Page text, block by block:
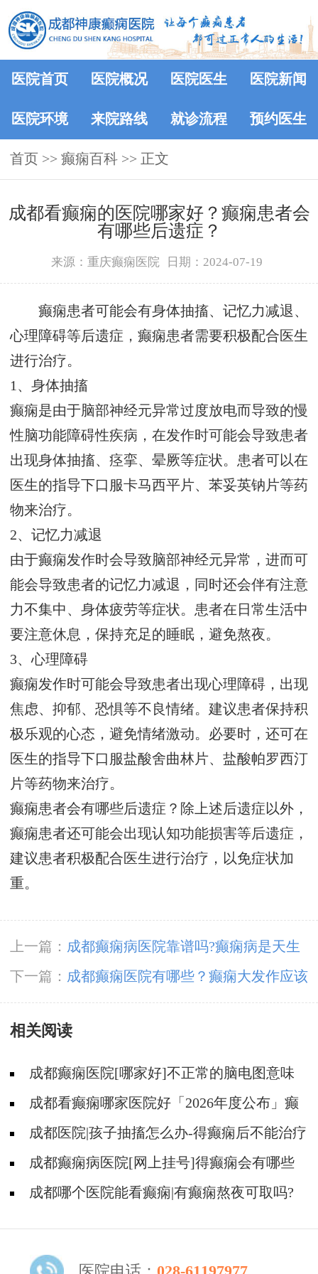
医院首页 医院概况 医院医生 医院新闻
医院环境 来院路线 就诊流程 预约医生
首页 >> 癫痫百科 >> 正文
成都看癫痫的医院哪家好？癫痫患者会
有哪些后遗症？
来源：重庆癫痫医院 日期：2024-07-19
癫痫患者可能会有身体抽搐、记忆力减退、
心理障碍等后遗症，癫痫患者需要积极配合医生
进行治疗。
1、身体抽搐
癫痫是由于脑部神经元异常过度放电而导致的慢
性脑功能障碍性疾病，在发作时可能会导致患者
出现身体抽搐、痉挛、晕厥等症状。患者可以在
医生的指导下口服卡马西平片、苯妥英钠片等药
物来治疗。
2、记忆力减退
由于癫痫发作时会导致脑部神经元异常，进而可
能会导致患者的记忆力减退，同时还会伴有注意
力不集中、身体疲劳等症状。患者在日常生活中
要注意休息，保持充足的睡眠，避免熬夜。
3、心理障碍
癫痫发作时可能会导致患者出现心理障碍，出现
焦虑、抑郁、恐惧等不良情绪。建议患者保持积
极乐观的心态，避免情绪激动。必要时，还可在
医生的指导下口服盐酸舍曲林片、盐酸帕罗西汀
片等药物来治疗。
癫痫患者会有哪些后遗症？除上述后遗症以外，
癫痫患者还可能会出现认知功能损害等后遗症，
建议患者积极配合医生进行治疗，以免症状加
重。
上一篇： 成都癫痫病医院靠谱吗?癫痫病是天生
就有的吗
下一篇： 成都癫痫医院有哪些？癫痫大发作应该
吃什么药？
相关阅读
成都癫痫医院[哪家好]不正常的脑电图意味
着什么?
成都看癫痫哪家医院好「2026年度公布」癫
痫诊断是要确定病情情况吗?
成都医院|孩子抽搐怎么办-得癫痫后不能治疗
吗?成都癫痫病医院[网上挂号]得癫痫会有哪些
问题?成都哪个医院能看癫痫|有癫痫熬夜可取吗?